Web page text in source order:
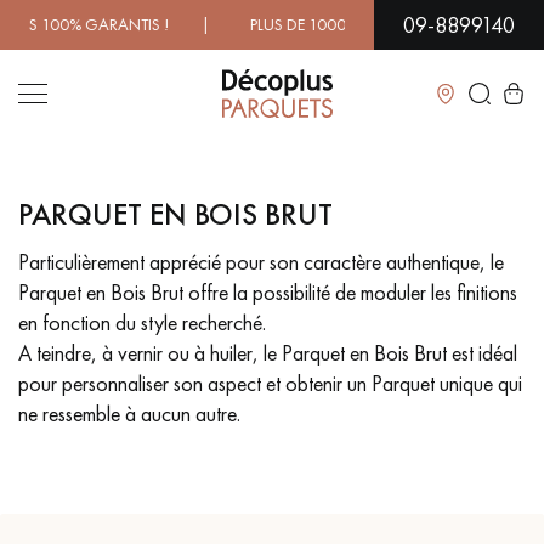
! | PLUS DE 1000 MODÈLES À DÉCOUVRIR EN
09-8899140
Fermer
LES RECHERCHES LES PLUS COURANTES
PARQUET MASSIF
PARQUET CONTRECOLLÉ -
SOL PLAQUÉ BOIS VERITABLES
PARQUETS À MOTIFS
TRADITIONNELS
PARQUET EN BOIS BRUT
Particulièrement apprécié pour son caractère authentique, le
Parquet en Bois Brut offre la possibilité de moduler les finitions
en fonction du style recherché.
A teindre, à vernir ou à huiler, le Parquet en Bois Brut est idéal
pour personnaliser son aspect et obtenir un Parquet unique qui
ne ressemble à aucun autre.